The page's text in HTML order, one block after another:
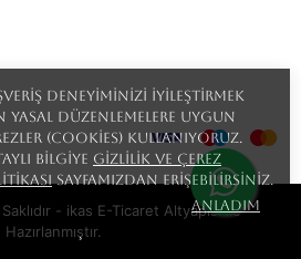
deneyiminizi iyileştirmek
yasal düzenlemelere uygun
(cookies) kullanıyoruz.
bilgiye Gizlilik ve Çerez
sayfamızdan erişebilirsiniz.
Anladım
- ikas E-Ticaret Altyapısı ile
Hazırlanmıştır.